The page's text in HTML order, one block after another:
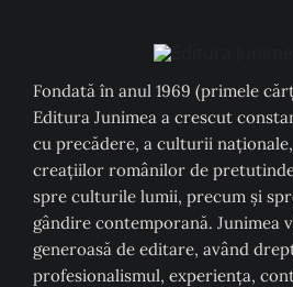
Fondată în anul 1969 (primele
Editura Junimea a crescut
cu precădere, a culturii
creaţiilor românilor de
spre culturile lumii, precum şi
gândire contemporană. Junimea
generoasă de editare, având
profesionalismul, experiența,